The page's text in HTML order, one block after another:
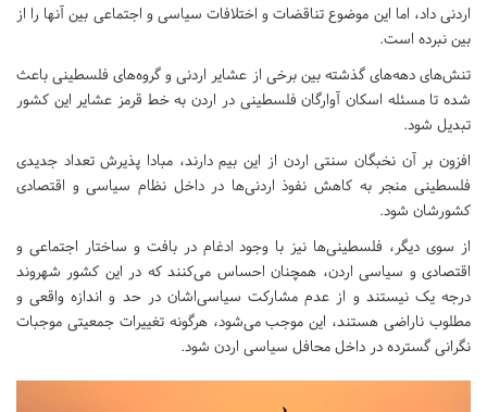
اردنی داد، اما این موضوع تناقضات و اختلافات سیاسی و اجتماعی بین آنها را از
بین نبرده است.
تنش‌های دهه‌های گذشته بین برخی از عشایر اردنی و گروه‌های فلسطینی باعث
شده تا مسئله اسکان آوارگان فلسطینی در اردن به خط قرمز عشایر این کشور
تبدیل شود.
افزون بر آن نخبگان سنتی اردن از این بیم دارند، مبادا پذیرش تعداد جدیدی
فلسطینی منجر به کاهش نفوذ اردنی‌ها در داخل نظام سیاسی و اقتصادی
کشورشان شود.
از سوی دیگر، فلسطینی‌ها نیز با وجود ادغام در بافت و ساختار اجتماعی و
اقتصادی و سیاسی اردن، همچنان احساس می‌کنند که در این کشور شهروند
درجه یک نیستند و از عدم مشارکت سیاسی‌اشان در حد و اندازه واقعی و
مطلوب ناراضی هستند، این موجب می‌شود، هرگونه تغییرات جمعیتی موجبات
نگرانی گسترده در داخل محافل سیاسی اردن شود.